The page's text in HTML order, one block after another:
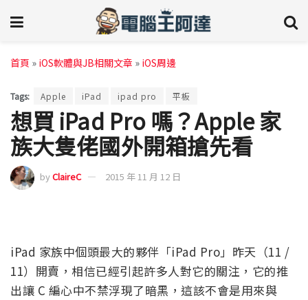
首頁 » iOS軟體與JB相關文章 » iOS周邊
Tags: Apple iPad ipad pro 平板
想買 iPad Pro 嗎？Apple 家
族大隻佬國外開箱搶先看
byClaireC 2015 年 11 月 12 日
iPad 家族中個頭最大的夥伴「iPad Pro」昨天（11 /
11）開賣，相信已經引起許多人對它的關注，它的推
出讓 C 編心中不禁浮現了暗黑，這該不會是用來與